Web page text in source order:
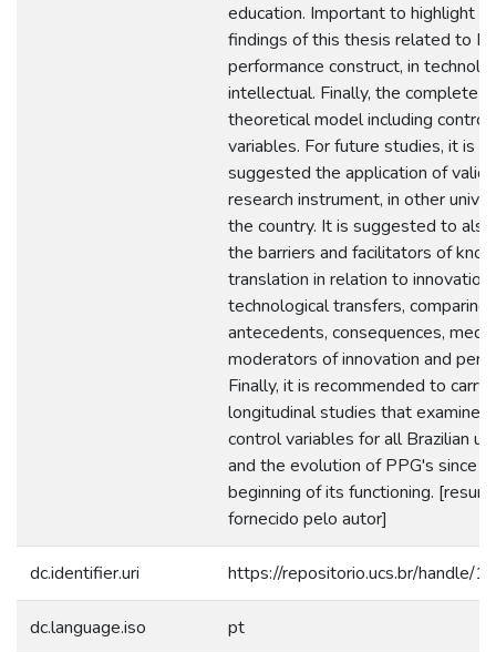
education. Important to highlight
findings of this thesis related to
performance construct, in
intellectual. Finally, the complete
theoretical model including control
variables. For future studies, it is
suggested the application of
research instrument, in other
the country. It is suggested to
the barriers and facilitators of
translation in relation to
technological transfers, comparing
antecedents, consequences,
moderators of innovation and
Finally, it is recommended to carry
longitudinal studies that examine
control variables for all Brazilian
and the evolution of PPG's since
beginning of its functioning.
fornecido pelo autor]
dc.identifier.uri https://repositorio.ucs.br/handle/
dc.language.iso pt